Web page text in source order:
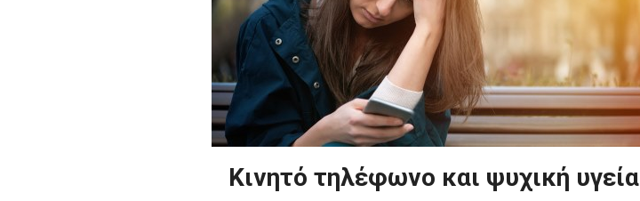
Κινητό τηλέφωνο και ψυχική υγεία